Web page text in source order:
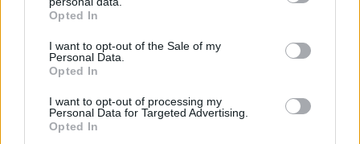
grant or deny consent to Google and its third-party tags to
use your data for below specified purposes in below Google
consent section.
Opted In
I want to opt-out of the Sale of my
Personal Data.
Opted In
I want to opt-out of processing my
Personal Data for Targeted Advertising.
Opted In
Games